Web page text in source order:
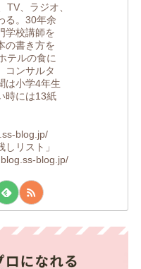
TV、ラジオ、
る。30年余
学校講師を
の書き方を
テルの食に
コンサルタ
は小学4年生
時には13紙
blog.jp/
リスト」
blog.jp/